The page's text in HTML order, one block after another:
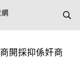
開採抑係奸商